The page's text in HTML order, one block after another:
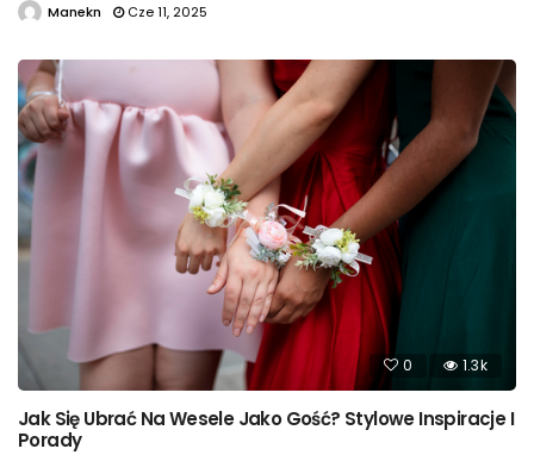
Manekn Cze 11, 2025
0 1.3k
Jak Się Ubrać Na Wesele Jako Gość? Stylowe Inspiracje I
Porady